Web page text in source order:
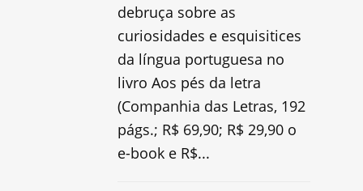
debruça sobre as
curiosidades e esquisitices
da língua portuguesa no
livro Aos pés da letra
(Companhia das Letras, 192
págs.; R$ 69,90; R$ 29,90 o
e-book e R$...